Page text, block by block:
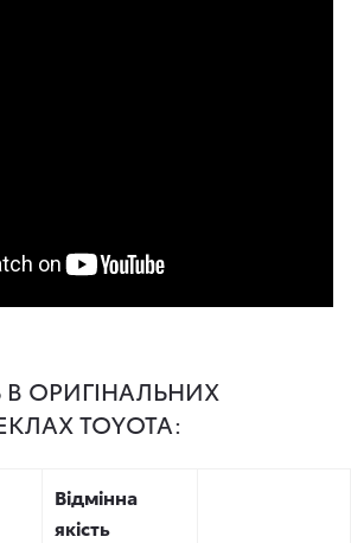
В ОРИГІНАЛЬНИХ
TOYOTA:
Відмінна
якість